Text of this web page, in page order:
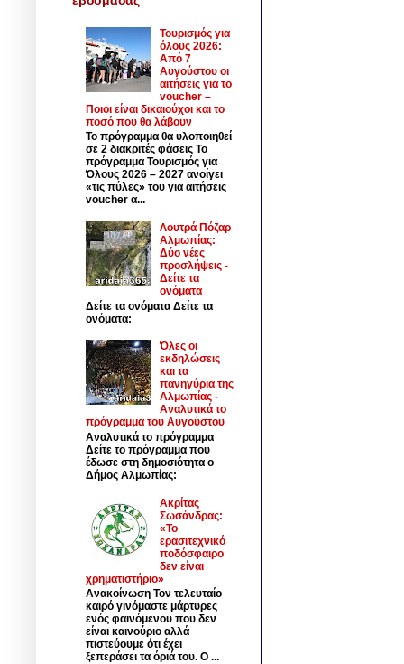
Τουρισμός για
όλους 2026:
Από 7
Αυγούστου οι
αιτήσεις για το
voucher –
Ποιοι είναι δικαιούχοι και το
ποσό που θα λάβουν
Το πρόγραμμα θα υλοποιηθεί
σε 2 διακριτές φάσεις Το
πρόγραμμα Τουρισμός για
Όλους 2026 – 2027 ανοίγει
«τις πύλες» του για αιτήσεις
voucher α...
Λουτρά Πόζαρ
Αλμωπίας:
Δύο νέες
προσλήψεις -
Δείτε τα
ονόματα
Δείτε τα ονόματα Δείτε τα
ονόματα:
Όλες οι
εκδηλώσεις
και τα
πανηγύρια της
Αλμωπίας -
Αναλυτικά το
πρόγραμμα του Αυγούστου
Αναλυτικά το πρόγραμμα
Δείτε το πρόγραμμα που
έδωσε στη δημοσιότητα ο
Δήμος Αλμωπίας:
Ακρίτας
Σωσάνδρας:
«Το
ερασιτεχνικό
ποδόσφαιρο
δεν είναι
χρηματιστήριο»
Ανακοίνωση Τον τελευταίο
καιρό γινόμαστε μάρτυρες
ενός φαινόμενου που δεν
είναι καινούριο αλλά
πιστεύουμε ότι έχει
ξεπεράσει τα όριά του. Ο ...